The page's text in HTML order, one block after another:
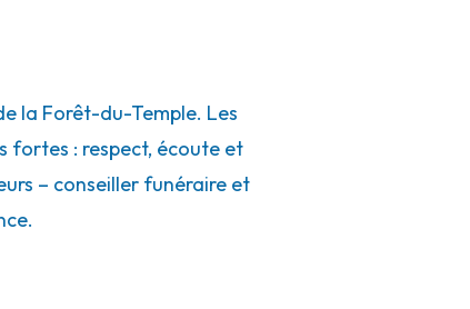
la Forêt-du-Temple. Les
fortes : respect, écoute et
– conseiller funéraire et